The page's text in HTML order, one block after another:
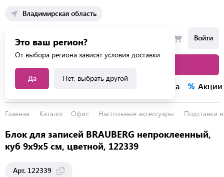
Владимирская область
Это ваш регион?
От выбора региона зависят условия доставки
Да Нет, выбрать другой
Войти
Каталог услуг Распродажа Акции
Главная Каталог Офис Настольные аксессуары Подставки
Блок для записей BRAUBERG непроклеенный,
куб 9х9х5 см, цветной, 122339
Арт. 122339